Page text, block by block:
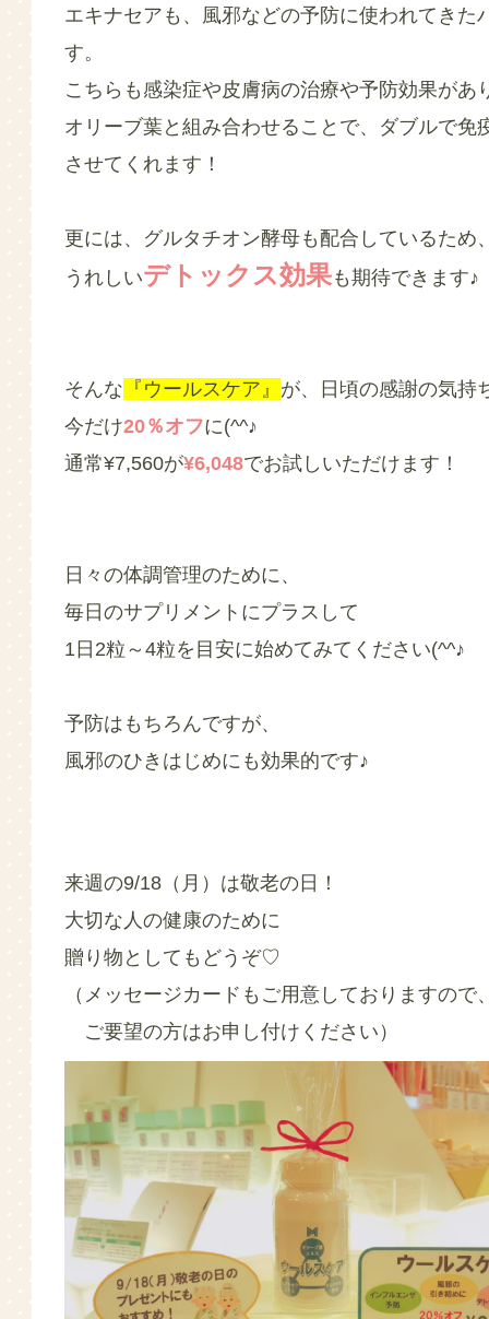
エキナセアも、風邪などの予防に使われてきた
す。
こちらも感染症や皮膚病の治療や予防効果があ
オリーブ葉と組み合わせることで、ダブルで免
させてくれます！
更には、グルタチオン酵母も配合しているため
うれしいデトックス効果も期待できます♪
そんな 『ウールスケア』 が、日頃の感謝の気持
今だけ20％オフに(^^♪
通常¥7,560が¥6,048でお試しいただけます！
日々の体調管理のために、
毎日のサプリメントにプラスして
1日2粒～4粒を目安に始めてみてください(^^♪
予防はもちろんですが、
風邪のひきはじめにも効果的です♪
来週の9/18（月）は敬老の日！
大切な人の健康のために
贈り物としてもどうぞ♡
（メッセージカードもご用意しておりますので
ご要望の方はお申し付けください）